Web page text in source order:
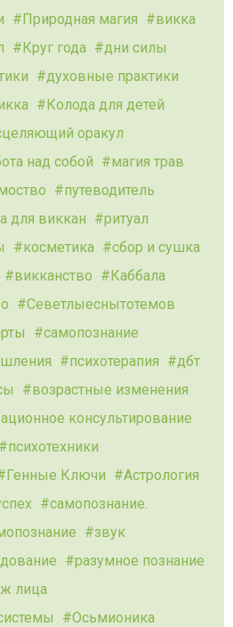
Природная магия
викка
Круг года
дни силы
духовные практики
Колода для детей
оракул
над собой
магия трав
путеводитель
для виккан
ритуал
косметика
сбор и сушка
викканство
Каббала
Севетлыеснытотемов
самопознание
психотерапия
дбт
возрастные изменения
консультирование
психотехники
Генные Ключи
Астрология
самопознание.
звук
разумное познание
лица
Осьмионика